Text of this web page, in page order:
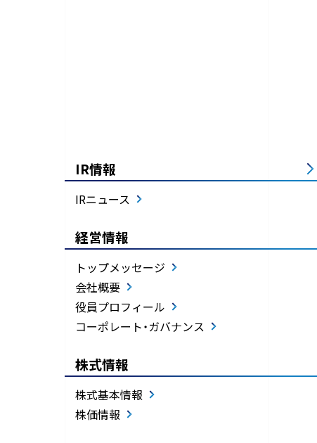
IR情報
IRニュース
経営情報
トップメッセージ
会社概要
役員プロフィール
コーポレート・ガバナンス
株式情報
株式基本情報
株価情報